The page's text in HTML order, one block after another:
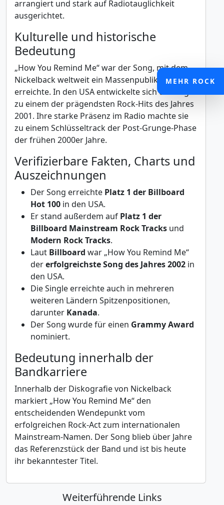
arrangiert und stark auf Radiotauglichkeit
ausgerichtet.
Kulturelle und historische
Bedeutung
„How You Remind Me“ war der Song, mit dem
Nickelback weltweit ein Massenpublikum
erreichte. In den USA entwickelte sich die Single
zu einem der prägendsten Rock-Hits des Jahres
2001. Ihre starke Präsenz im Radio machte sie
zu einem Schlüsseltrack der Post-Grunge-Phase
der frühen 2000er Jahre.
Verifizierbare Fakten, Charts und
Auszeichnungen
Der Song erreichte Platz 1 der Billboard
Hot 100 in den USA.
Er stand außerdem auf Platz 1 der
Billboard Mainstream Rock Tracks und
Modern Rock Tracks.
Laut Billboard war „How You Remind Me“
dererfolgreichste Song des Jahres 2002 in
den USA.
Die Single erreichte auch in mehreren
weiteren Ländern Spitzenpositionen,
darunter Kanada.
Der Song wurde für einen Grammy Award
nominiert.
Bedeutung innerhalb der
Bandkarriere
Innerhalb der Diskografie von Nickelback
markiert „How You Remind Me“ den
entscheidenden Wendepunkt vom
erfolgreichen Rock-Act zum internationalen
Mainstream-Namen. Der Song blieb über Jahre
das Referenzstück der Band und ist bis heute
ihr bekanntester Titel.
Weiterführende Links
MEHR ROCK